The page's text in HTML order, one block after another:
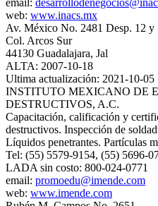
web: www.inacs.mx
Av. México No. 2481 Desp. 12 y
Col. Arcos Sur
44130 Guadalajara, Jal
ALTA: 2007-10-18
Ultima actualización: 2021-10-05
INSTITUTO MEXICANO DE
DESTRUCTIVOS, A.C.
Capacitación, calificación y
destructivos. Inspección de
Líquidos penetrantes. Partículas
Tel: (55) 5579-9154, (55) 5696-
LADA sin costo: 800-024-0771
email: promoedu@imende.com
web: www.imende.com